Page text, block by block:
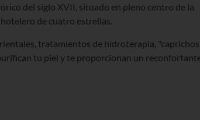
del siglo XVII, situado en pleno centro de la
de cuatro estrellas.
tratamientos de hidroterapia,
tu piel y te proporcionan un